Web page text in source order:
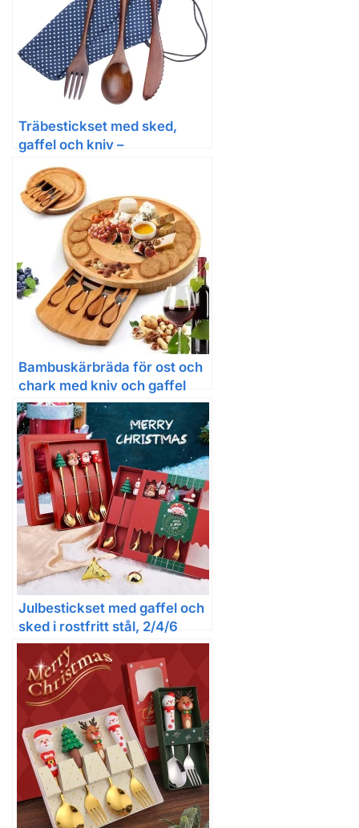
Träbestickset med sked,
gaffel och kniv –
återanvändbart med väska
Bambuskärbräda för ost och
chark med kniv och gaffel
Julbestickset med gaffel och
sked i rostfritt stål, 2/4/6
delar